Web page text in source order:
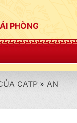
PHÒNG
CATP » AN